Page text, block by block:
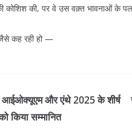
कोशिश की, पर वे उस वक़्त भावनाओं के पल
कह रही हो —
आईओक्यूएम और एंथे 2025 के शीर्ष
किया सम्मानित